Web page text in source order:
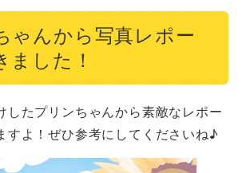
ゃんから写真レポー
ました！
したプリンちゃんから素敵なレポー
すよ！ぜひ参考にしてくださいね♪